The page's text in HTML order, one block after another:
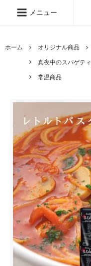
メニュー
ホーム オリジナル商品
真夜中のスパゲティ
常温商品